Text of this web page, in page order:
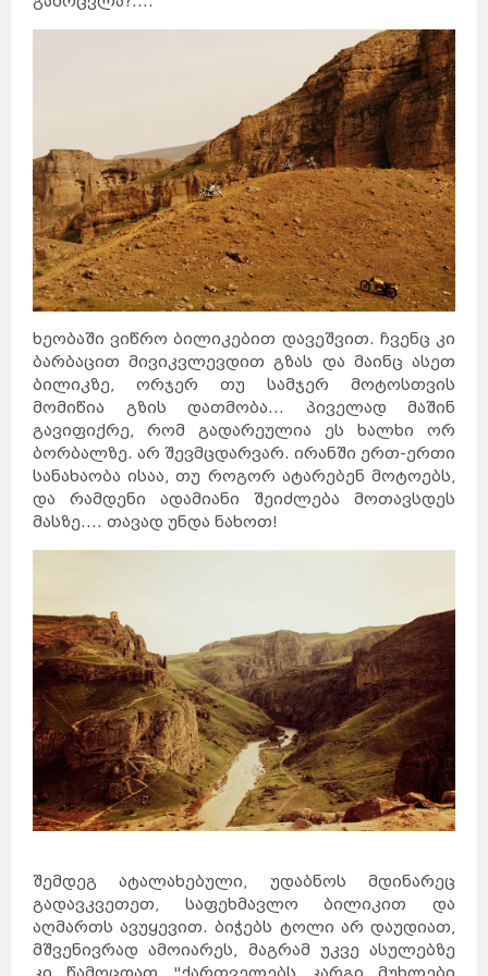
ხეობაში ვიწრო ბილიკებით დავეშვით. ჩვენც კი
ბარბაცით მივიკვლევდით გზას და მაინც ასეთ
ბილიკზე, ორჯერ თუ სამჯერ მოტოსთვის
მომიწია გზის დათმობა... პიველად მაშინ
გავიფიქრე, რომ გადარეულია ეს ხალხი ორ
ბორბალზე. არ შევმცდარვარ. ირანში ერთ-ერთი
სანახაობა ისაა, თუ როგორ ატარებენ მოტოებს,
და რამდენი ადამიანი შეიძლება მოთავსდეს
მასზე.... თავად უნდა ნახოთ!
შემდეგ ატალახებული, უდაბნოს მდინარეც
გადავკვეთეთ, საფეხმავლო ბილიკით და
აღმართს ავუყევით. ბიჭებს ტოლი არ დაუდიათ,
მშვენივრად ამოიარეს, მაგრამ უკვე ასულებზე